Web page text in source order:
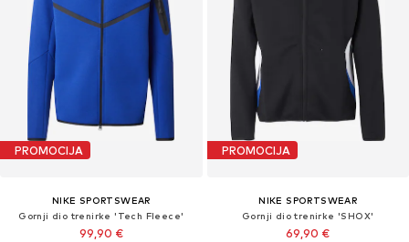
PROMOCIJA
NIKE SPORTSWEAR
Gornji dio trenirke 'Tech Fleece'
99,90 €
PROMOCIJA
NIKE SPORTSWEAR
Gornji dio trenirke 'SHOX'
69,90 €